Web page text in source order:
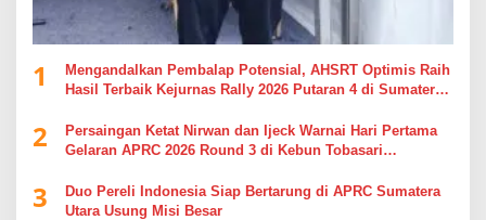
1
Mengandalkan Pembalap Potensial, AHSRT Optimis Raih
Hasil Terbaik Kejurnas Rally 2026 Putaran 4 di Sumatera
2
Persaingan Ketat Nirwan dan Ijeck Warnai Hari Pertama
Gelaran APRC 2026 Round 3 di Kebun Tobasari
3
Duo Pereli Indonesia Siap Bertarung di APRC Sumatera
Utara Usung Misi Besar